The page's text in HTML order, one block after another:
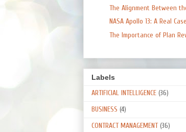
The Alignment Between
NASA Apollo 13: A Real
The Importance of Plan
Labels
ARTIFICIAL INTELLIGENCE (36)
BUSINESS (4)
CONTRACT MANAGEMENT (36)